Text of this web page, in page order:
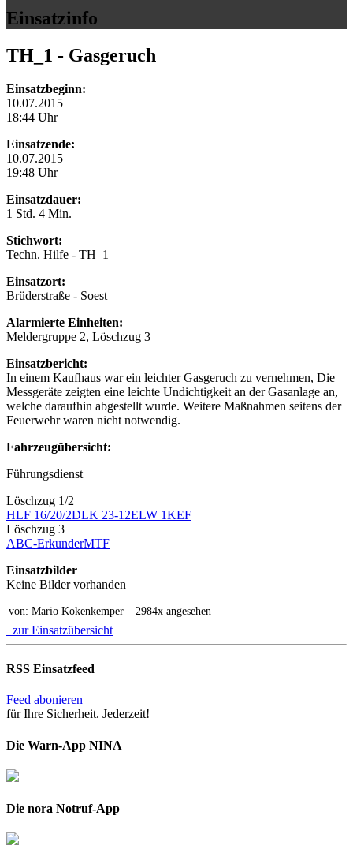
Einsatzinfo
TH_1 - Gasgeruch
Einsatzbeginn:
10.07.2015
18:44 Uhr
Einsatzende:
10.07.2015
19:48 Uhr
Einsatzdauer:
1 Std. 4 Min.
Stichwort:
Techn. Hilfe - TH_1
Einsatzort:
Brüderstraße - Soest
Alarmierte Einheiten:
Meldergruppe 2, Löschzug 3
Einsatzbericht:
In einem Kaufhaus war ein leichter Gasgeruch zu vernehmen, Die
Messgeräte zeigten eine leichte Undichtigkeit an der Gasanlage an,
welche daraufhin abgestellt wurde. Weitere Maßnahmen seitens der
Feuerwehr waren nicht notwendig.
Fahrzeugübersicht:
Führungsdienst
Löschzug 1/2
HLF 16/20/2DLK 23-12ELW 1KEF
Löschzug 3
ABC-ErkunderMTF
Einsatzbilder
Keine Bilder vorhanden
von: Mario Kokenkemper 2984x angesehen
zur Einsatzübersicht
RSS Einsatzfeed
Feed abonieren
für Ihre Sicherheit. Jederzeit!
Die Warn-App NINA
Die nora Notruf-App